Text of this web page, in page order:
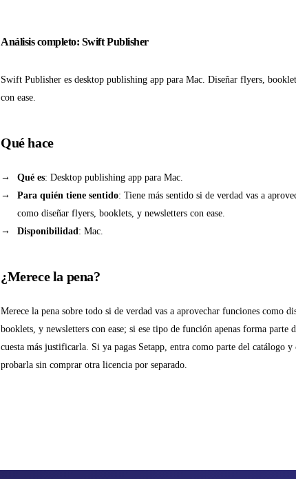
Análisis completo: Swift Publisher
Swift Publisher es desktop publishing app para Mac. Diseñar flyers,
con ease.
Qué hace
Qué es: Desktop publishing app para Mac.
Para quién tiene sentido: Tiene más sentido si de verdad vas a
como diseñar flyers, booklets, y newsletters con ease.
Disponibilidad: Mac.
¿Merece la pena?
Merece la pena sobre todo si de verdad vas a aprovechar funciones como
booklets, y newsletters con ease; si ese tipo de función apenas forma parte
cuesta más justificarla. Si ya pagas Setapp, entra como parte del catálogo y
probarla sin comprar otra licencia por separado.